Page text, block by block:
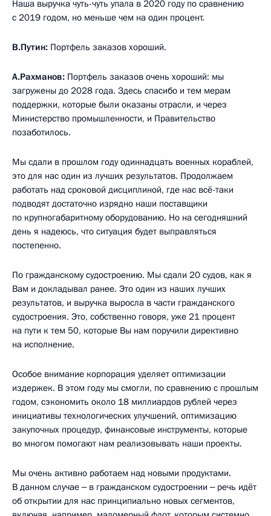
Наша выручка чуть-чуть упала в 2020 году по сравнению
с 2019 годом, но меньше чем на один процент.
В.Путин: Портфель заказов хороший.
А.Рахманов: Портфель заказов очень хороший: мы
загружены до 2028 года. Здесь спасибо и тем мерам
поддержки, которые были оказаны отрасли, и через
Министерство промышленности, и Правительство
позаботилось.
Мы сдали в прошлом году одиннадцать военных кораблей,
это для нас один из лучших результатов. Продолжаем
работать над сроковой дисциплиной, где нас всё-таки
подводят достаточно изрядно наши поставщики
по крупногабаритному оборудованию. Но на сегодняшний
день я надеюсь, что ситуация будет выправляться
постепенно.
По гражданскому судостроению. Мы сдали 20 судов, как я
Вам и докладывал ранее. Это один из наших лучших
результатов, и выручка выросла в части гражданского
судостроения. Это, собственно говоря, уже 21 процент
на пути к тем 50, которые Вы нам поручили директивно
на исполнение.
Особое внимание корпорация уделяет оптимизации
издержек. В этом году мы смогли, по сравнению с прошлым
годом, сэкономить около 18 миллиардов рублей через
инициативы технологических улучшений, оптимизацию
закупочных процедур, финансовые инструменты, которые
во многом помогают нам реализовывать наши проекты.
Мы очень активно работаем над новыми продуктами.
В данном случае ‒ в гражданском судостроении ‒ речь идёт
об открытии для нас принципиально новых сегментов,